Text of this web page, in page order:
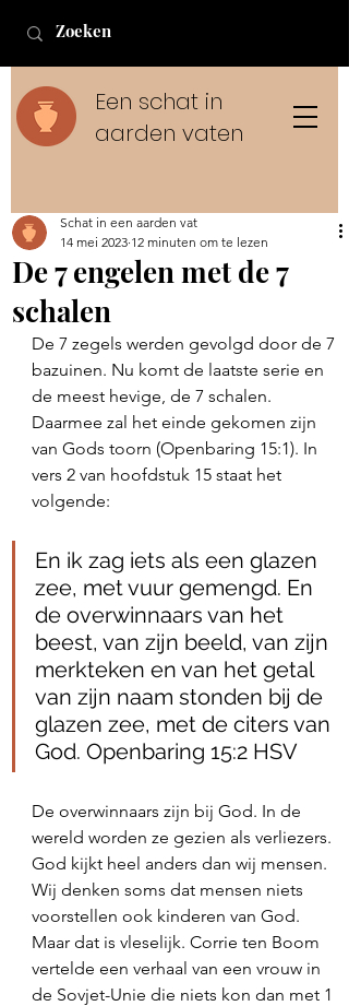
Een schat in
aarden vaten
De 7 engelen met de 7
schalen
Schat in een aarden vat
14 mei 2023 12 minuten om te lezen
De 7 zegels werden gevolgd door de 7
bazuinen. Nu komt de laatste serie en
de meest hevige, de 7 schalen.
Daarmee zal het einde gekomen zijn
van Gods toorn (Openbaring 15:1). In
vers 2 van hoofdstuk 15 staat het
volgende:
En ik zag iets als een glazen
zee, met vuur gemengd. En
de overwinnaars van het
beest, van zijn beeld, van zijn
merkteken en van het getal
van zijn naam stonden bij de
glazen zee, met de citers van
God. Openbaring 15:2 HSV
De overwinnaars zijn bij God. In de
wereld worden ze gezien als verliezers.
God kijkt heel anders dan wij mensen.
Wij denken soms dat mensen niets
voorstellen ook kinderen van God.
Maar dat is vleselijk. Corrie ten Boom
vertelde een verhaal van een vrouw in
de Sovjet-Unie die niets kon dan met 1